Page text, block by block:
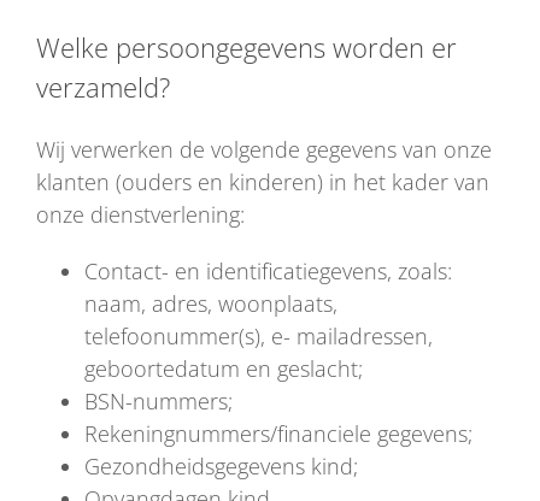
Welke persoongegevens worden er
verzameld?
Wij verwerken de volgende gegevens van onze
klanten (ouders en kinderen) in het kader van
onze dienstverlening:
Contact- en identificatiegevens, zoals:
naam, adres, woonplaats,
telefoonummer(s), e- mailadressen,
geboortedatum en geslacht;
BSN-nummers;
Rekeningnummers/financiele gegevens;
Gezondheidsgegevens kind;